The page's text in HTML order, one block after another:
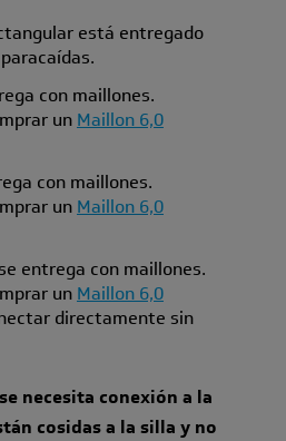
está entregado
paracaídas.
con maillones.
un Maillon 6,0
con maillones.
un Maillon 6,0
entrega con maillones.
un Maillon 6,0
directamente sin
necesita conexión a la
cosidas a la silla y no